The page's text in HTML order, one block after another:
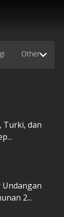
Other
Turki, dan
Undangan
2...